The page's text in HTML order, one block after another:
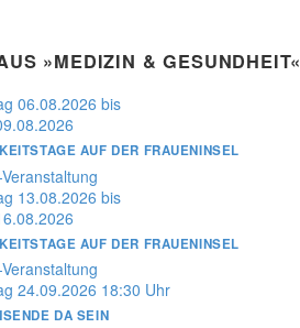
»MEDIZIN & GESUNDHEIT«
06.08.2026 bis
AUF DER FRAUENINSEL
13.08.2026 bis
AUF DER FRAUENINSEL
24.09.2026 18:30 Uhr
DA SEIN